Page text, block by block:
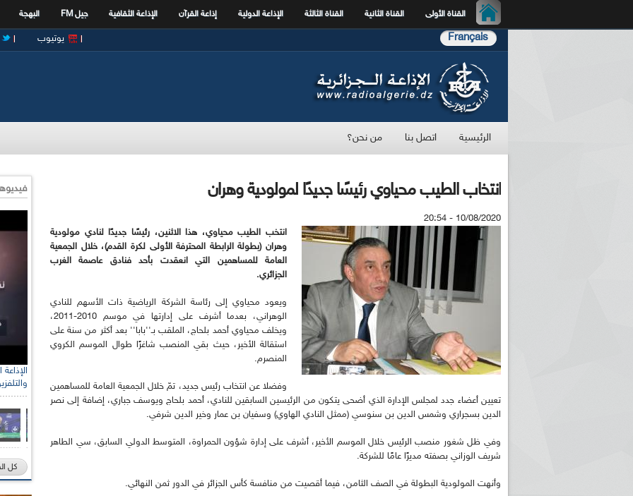
القناة الأولى القناة الثانية القناة الثالثة الإذاعة الدولية إذاعة القرآن الإذاعة الثقافية جيل FM البهجة
Français يوتيوب
الرئيسية اتصل بنا من نحن؟
انتخاب الطيب محياوي رئيسًا جديدًا لمولودية وهران
10/08/2020 - 20:54
انتخب الطيب محياوي، هذا الاثنين، رئيسًا جديدًا لنادي مولودية
وهران (بطولة الرابطة المحترفة الأولى لكرة القدم)، خلال الجمعية
العامة للمساهمين التي انعقدت بأحد فنادق عاصمة الغرب
الجزائري.
ويعود محياوي إلى رئاسة الشركة الرياضية ذات الأسهم للنادي
الوهراني، بعدما أشرف على إدارتها في موسم 2010-2011،
ويخلف محياوي أحمد بلحاج، الملقب بـ''بابا'' بعد أكثر من سنة على
استقالة الأخير، حيث بقي المنصب شاغرًا طوال الموسم الكروي
المنصرم.
وفضلا عن انتخاب رئيس جديد، تمّ خلال الجمعية العامة للمساهمين
تعيين أعضاء جدد لمجلس الإدارة الذي أضحى يتكون من الرئيسين السابقين للنادي، أحمد بلحاج ويوسف جباري، إضافة إلى نصر
الدين بسجراري وشمس الدين بن سنوسي (ممثل النادي الهاوي) وسفيان بن عمار وخير الدين شرفي.
وفي ظل شغور منصب الرئيس خلال الموسم الأخير، أشرف على إدارة شؤون الحمراوة، المتوسط الدولي السابق، سي الطاهر
شريف الوزاني بصفته مديرًا عامًا للشركة.
وأنهت المولودية البطولة في الصف الثامن، فيما أقصيت من منافسة كأس الجزائر في الدور ثمن النهائي.
كل